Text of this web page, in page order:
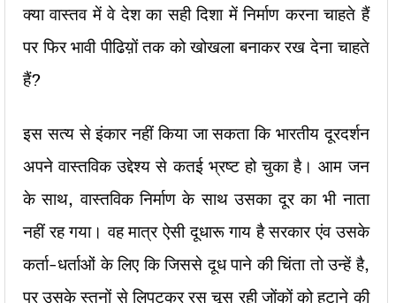
क्या वास्तव में वे देश का सही दिशा में निर्माण करना चाहते हैं
पर फिर भावी पीढिय़ों तक को खोखला बनाकर रख देना चाहते
हैं?
इस सत्य से इंकार नहीं किया जा सकता कि भारतीय दूरदर्शन
अपने वास्तविक उद्देश्य से कतई भ्रष्ट हो चुका है। आम जन
के साथ, वास्तविक निर्माण के साथ उसका दूर का भी नाता
नहीं रह गया। वह मात्र ऐसी दूधारू गाय है सरकार एंव उसके
कर्ता-धर्ताओं के लिए कि जिससे दूध पाने की चिंता तो उन्हें है,
पर उसके स्तनों से लिपटकर रस चूस रही जोंकों को हटाने की